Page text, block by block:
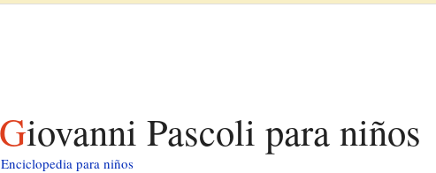
Giovanni Pascoli para niños
Enciclopedia para niños